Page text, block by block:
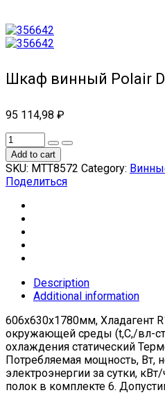
Шкаф винный Polair
95 114,98 ₽
Add to cart
SKU: МТТ8572 Category:
Поделиться
Description
Additional information
606x630x1780мм, Хладагент
окружающей среды (t,C,/вл-
охлаждения статический
Потребляемая мощность, Вт,
электроэнергии за сутки,
полок в комплекте 6.